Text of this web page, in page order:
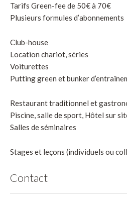
Tarifs Green-fee de 50€ à 70€
Plusieurs formules d’abonnements
Club-house
Location chariot, séries
Voiturettes
Putting green et bunker
Restaurant traditionnel et
Piscine, salle de sport, Hôtel sur
Salles de séminaires
Stages et leçons (individuels ou
Contact